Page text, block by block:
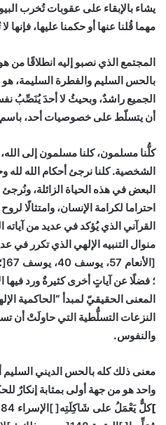
يشاء بالإبقاء على عقوبات تُخرب
مهما قُلنا عنها أو حكمنا عليها، فإنها
المجتمع الذي نصبو إليه انطلاقًا من
بالحس السليم والفطرة السليمة،
الجميع راشدٌ، وبحيثُ لا أحدَ يُنَصِّبُ
أن يتسلّط على خصوصيات أحد،
كلُّنا مسلمون، كلنا مسلمون إلى
الشخصية. كلنا نرجئ أحكام الله لله
البعض في هذه الحياة الزائلة،
احتراما لكرامة الإنسان، وامتثالًا
القرآني الذي يُؤكد في عديد من آياته
منوال التنبيه الإلهي الذي تكرر في
[الأنعام 57، يوسف 40، يوسف 67 [
؛ فضلًا عن آياتٍ أخرى كثيرةٌ ورد فيها
المعنى الحقيقيّ لمبدأ “الحاكمية
النزعات التسلُّطية التي حاولَتْ أن
والنفوس.
معنى ذلك كله بالحس الديني
واحد هو من جهة أولى بمثابة إنكارٌ
]كلٌّ يَعْمَلُ على شَاكِلَتِه[
]الإسراء 84